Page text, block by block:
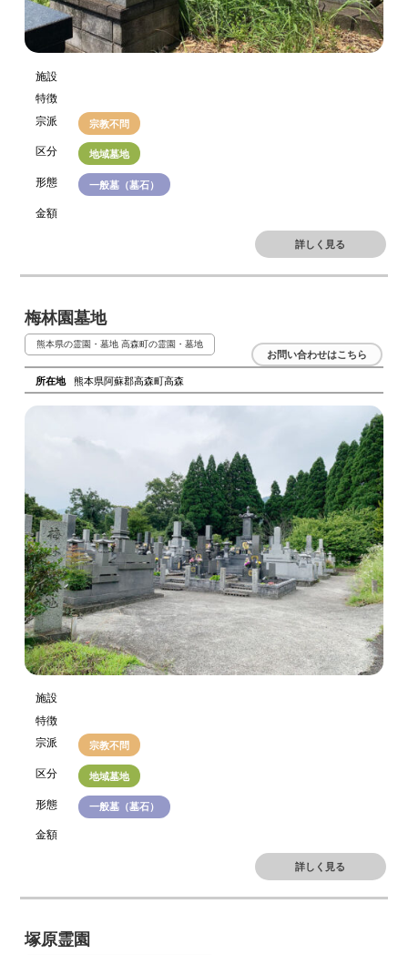
施設
特徴
宗派
宗教不問
区分 地域墓地
形態 一般墓（墓石）
金額
詳しく見る
梅林園墓地
熊本県の霊園・墓地 高森町の霊園・墓地
所在地 熊本県阿蘇郡高森町高森
お問い合わせはこちら
施設
特徴
宗派
宗教不問
区分 地域墓地
形態 一般墓（墓石）
金額
詳しく見る
塚原霊園